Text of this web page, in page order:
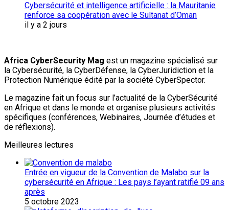
Cybersécurité et intelligence artificielle : la Mauritanie
renforce sa coopération avec le Sultanat d’Oman
il y a 2 jours
Africa CyberSecurity Mag est un magazine spécialisé sur
la Cybersécurité, la CyberDéfense, la CyberJuridiction et la
Protection Numérique édité par la société CyberSpector.
Le magazine fait un focus sur l’actualité de la CyberSécurité
en Afrique et dans le monde et organise plusieurs activités
spécifiques (conférences, Webinaires, Journée d’études et
de réflexions).
Meilleures lectures
Entrée en vigueur de la Convention de Malabo sur la
cybersécurité en Afrique : Les pays l’ayant ratifié 09 ans
après
5 octobre 2023